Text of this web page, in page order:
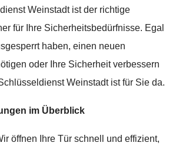
Weinstadt ist der richtige
für Ihre Sicherheitsbedürfnisse. Egal
haben, einen neuen
oder Ihre Sicherheit verbessern
Weinstadt ist für Sie da.
im Überblick
öffnen Ihre Tür schnell und effizient,